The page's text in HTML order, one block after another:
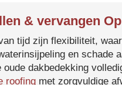
& vervangen
tijd zijn flexibiliteit,
en schade
dakbedekking
roofing met zorgvuldige